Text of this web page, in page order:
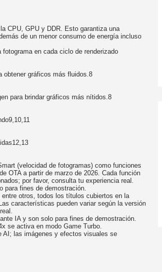
CPU, GPU y DDR. Esto garantiza una
de un menor consumo de energía incluso
en cada ciclo de renderizado
obtener gráficos más fluidos.8
para brindar gráficos más nítidos.8
(velocidad de fotogramas) como funciones
OTA a partir de marzo de 2026. Cada función
por favor, consulta tu experiencia real.
para fines de demostración.
otros, todos los títulos cubiertos en la
características pueden variar según la versión
IA y son solo para fines de demostración.
se activa en modo Game Turbo.
AI; las imágenes y efectos visuales se